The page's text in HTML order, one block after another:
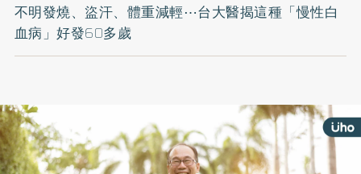
不明發燒、盜汗、體重減輕⋯台大醫揭這種「慢性白
血病」好發60多歲